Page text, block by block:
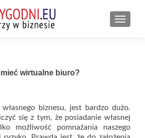
wirtualne biuro?
biznesu, jest bardzo dużo.
się z tym, że posiadanie własnej
możliwość pomnażania naszego